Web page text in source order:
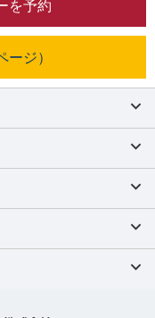
を予約
ージ）